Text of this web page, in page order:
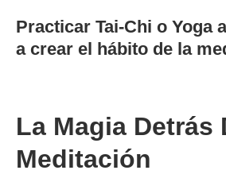
Practicar Tai-Chi o Yoga
a crear el hábito de la
La Magia Detrás
Meditación